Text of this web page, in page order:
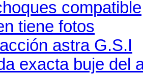
compatible
tiene fotos
astra G.S.I
exacta buje del